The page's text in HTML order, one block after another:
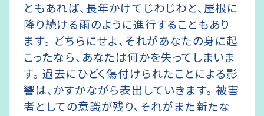
ともあれば、長年かけてじわじわと、屋根に
降り続ける雨のように進行することもあり
ます。 どちらにせよ、それがあなたの身に起
こったなら、あなたは何かを失ってしまいま
す。 過去にひどく傷付けられたことによる影
響は、かすかながら表出していきます。 被害
者としての意識が残り、それがまた新たな